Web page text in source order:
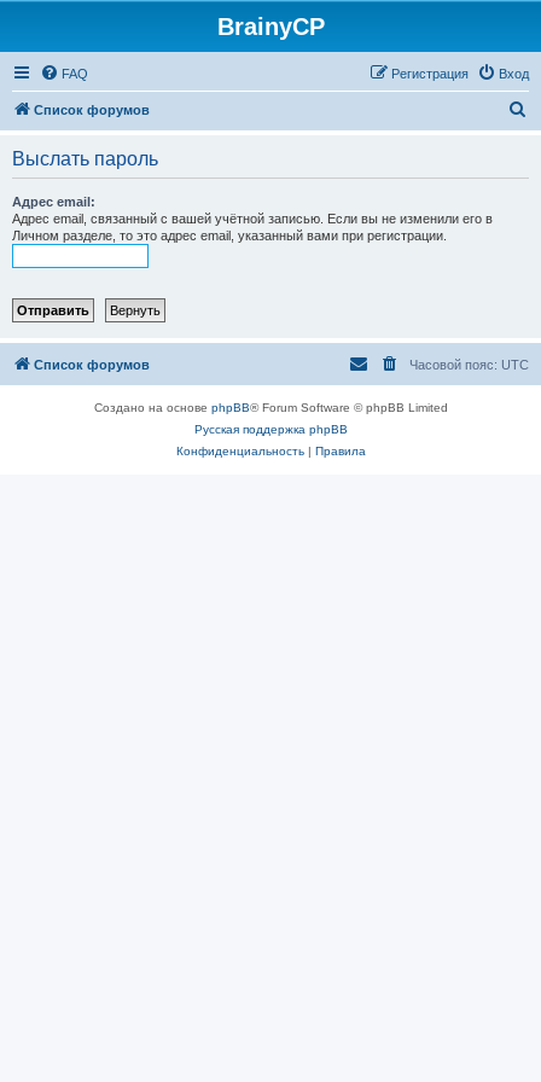
BrainyCP
FAQ Вход
Регистрация
Список форумов
Выслать пароль
Адрес email:
Адрес email, связанный с вашей учётной записью. Если вы не изменили его в
Личном разделе, то это адрес email, указанный вами при регистрации.
Список форумов Часовой пояс: UTC
Создано на основе phpBB® Forum Software © phpBB Limited
Русская поддержка phpBB
Конфиденциальность| Правила